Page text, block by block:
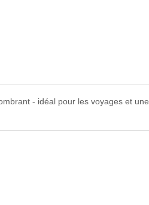
- idéal pour les voyages et une